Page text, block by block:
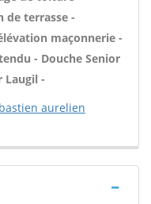
de terrasse -
maçonnerie -
- Douche Senior
Laugil -
aurelien